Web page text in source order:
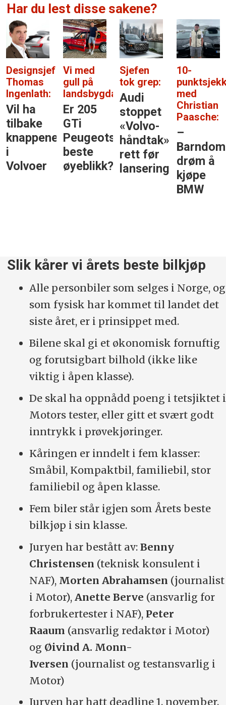
Har du lest disse sakene?
Designsjef
Thomas
Ingenlath:
Vil ha
tilbake
knappene
i
Volvoer
Vi med
gull på
landsbygda:
Er 205
GTi
Peugeots
beste
øyeblikk?
Sjefen
tok grep:
Audi
stoppet
«Volvo-
håndtak»
rett før
lansering
10-
med
Christian
Paasche:
–
drøm å
kjøpe
BMW
Slik kårer vi årets beste bilkjøp
Alle personbiler som selges i Norge, og
som fysisk har kommet til landet det
siste året, er i prinsippet med.
Bilene skal gi et økonomisk fornuftig
og forutsigbart bilhold (ikke like
viktig i åpen klasse).
De skal ha oppnådd poeng i tetsjiktet i
Motors tester, eller gitt et svært godt
inntrykk i prøvekjøringer.
Kåringen er inndelt i fem klasser:
Småbil, Kompaktbil, familiebil, stor
familiebil og åpen klasse.
Fem biler står igjen som Årets beste
bilkjøp i sin klasse.
Juryen har bestått av: Benny
Christensen (teknisk konsulent i
NAF), Morten Abrahamsen (journalist
i Motor), Anette Berve (ansvarlig for
forbrukertester i NAF), Peter
Raaum (ansvarlig redaktør i Motor)
og Øivind A. Monn-
Iversen (journalist og testansvarlig i
Motor)
Juryen har hatt deadline 1. november.